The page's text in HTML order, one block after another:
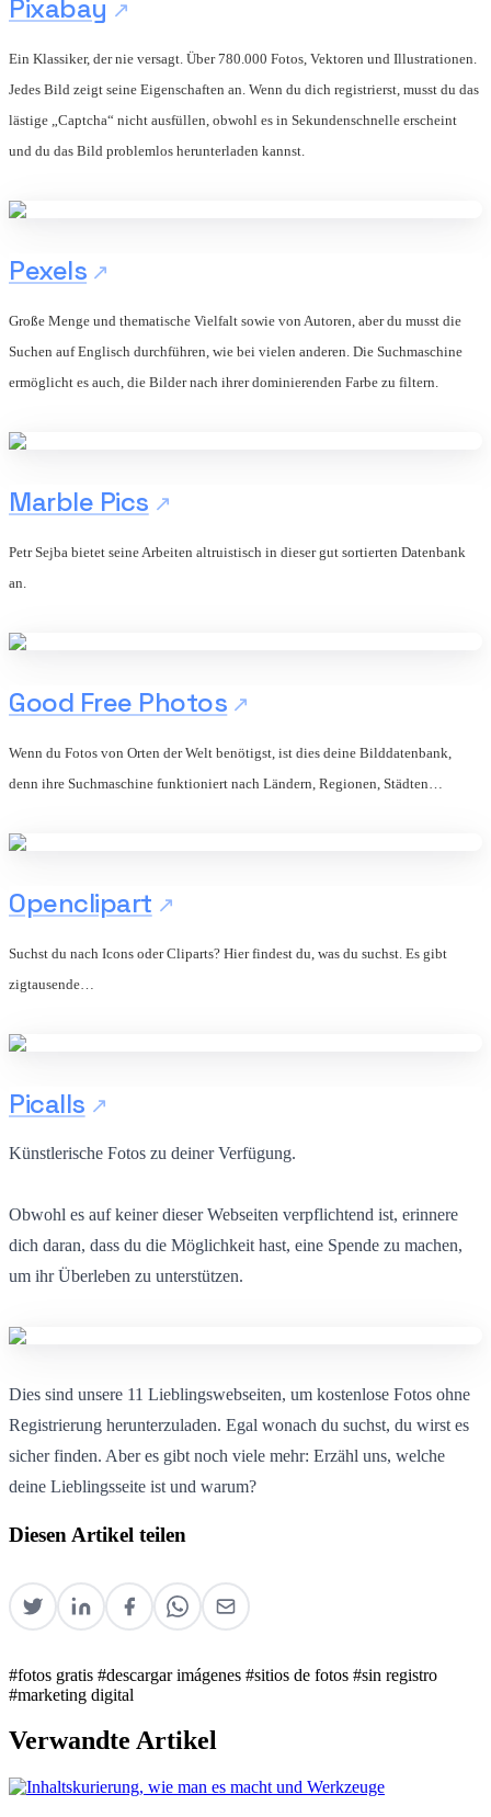
Pixabay
Ein Klassiker, der nie versagt. Über 780.000 Fotos, Vektoren und Illustrationen.
Jedes Bild zeigt seine Eigenschaften an. Wenn du dich registrierst, musst du das
lästige „Captcha“ nicht ausfüllen, obwohl es in Sekundenschnelle erscheint
und du das Bild problemlos herunterladen kannst.
Pexels
Große Menge und thematische Vielfalt sowie von Autoren, aber du musst die
Suchen auf Englisch durchführen, wie bei vielen anderen. Die Suchmaschine
ermöglicht es auch, die Bilder nach ihrer dominierenden Farbe zu filtern.
Marble Pics
Petr Sejba bietet seine Arbeiten altruistisch in dieser gut sortierten Datenbank
an.
Good Free Photos
Wenn du Fotos von Orten der Welt benötigst, ist dies deine Bilddatenbank,
denn ihre Suchmaschine funktioniert nach Ländern, Regionen, Städten…
Openclipart
Suchst du nach Icons oder Cliparts? Hier findest du, was du suchst. Es gibt
zigtausende…
Picalls
Künstlerische Fotos zu deiner Verfügung.
Obwohl es auf keiner dieser Webseiten verpflichtend ist, erinnere
dich daran, dass du die Möglichkeit hast, eine Spende zu machen,
um ihr Überleben zu unterstützen.
Dies sind unsere 11 Lieblingswebseiten, um kostenlose Fotos ohne
Registrierung herunterzuladen. Egal wonach du suchst, du wirst es
sicher finden. Aber es gibt noch viele mehr: Erzähl uns, welche
deine Lieblingsseite ist und warum?
Diesen Artikel teilen
#fotos gratis #descargar imágenes #sitios de fotos #sin registro
#marketing digital
Verwandte Artikel